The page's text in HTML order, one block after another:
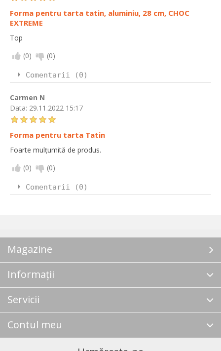
Forma pentru tarta tatin, aluminiu, 28 cm, CHOC
EXTREME
Top
(0) (0)
Comentarii (0)
Carmen N
Data: 29.11.2022 15:17
Forma pentru tarta Tatin
Foarte mulțumită de produs.
(0) (0)
Comentarii (0)
Magazine
Informații
Servicii
Contul meu